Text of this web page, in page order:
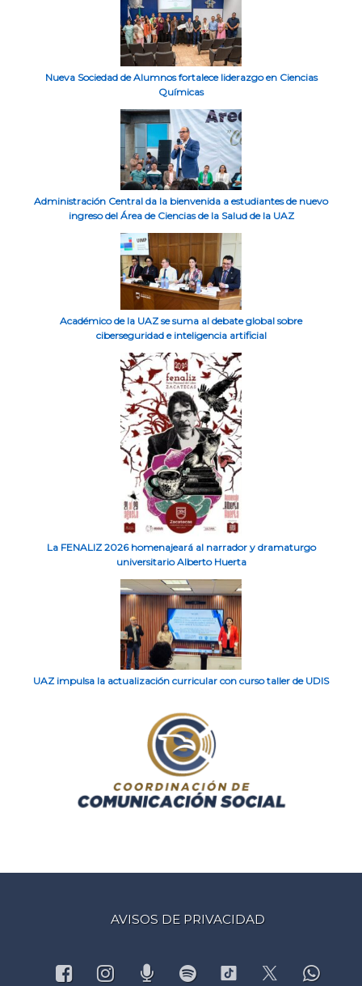
Nueva Sociedad de Alumnos fortalece liderazgo en Ciencias
Químicas
Administración Central da la bienvenida a estudiantes de nuevo
ingreso del Área de Ciencias de la Salud de la UAZ
Académico de la UAZ se suma al debate global sobre
ciberseguridad e inteligencia artificial
La FENALIZ 2026 homenajeará al narrador y dramaturgo
universitario Alberto Huerta
UAZ impulsa la actualización curricular con curso taller de UDIS
AVISOS DE PRIVACIDAD
Facebook
Instagram
Podcast
Spotify